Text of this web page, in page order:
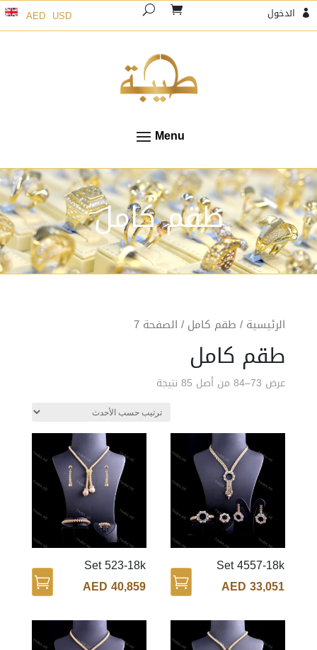
 الدخول AED USD
طقم كامل
الرئيسية / طقم كامل / الصفحة 7
طقم كامل
عرض 73–84 من أصل 85 نتيجة
Set 4557-18k
AED33,051
Set 523-18k
AED40,859